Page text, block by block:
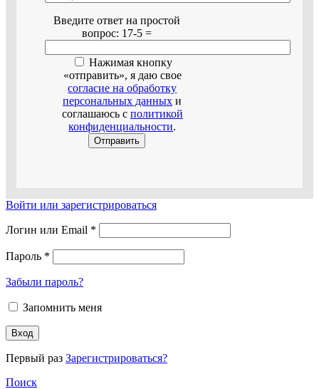
Введите ответ на простой
вопрос: 17-5 =
Нажимая кнопку
«отправить», я даю свое
согласие на обработку
персональных данных и
соглашаюсь с политикой
конфиденциальности.
Войти или зарегистрироваться
Логин или Email *
Пароль *
Забыли пароль?
Запомнить меня
Вход
Первый раз Зарегистрироваться?
Поиск